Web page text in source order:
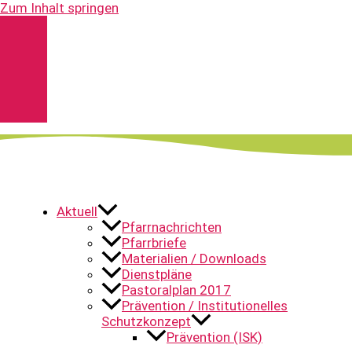
Zum Inhalt springen
Aktuell
Pfarrnachrichten
Pfarrbriefe
Materialien / Downloads
Dienstpläne
Pastoralplan 2017
Prävention / Institutionelles
Schutzkonzept
Prävention (ISK)